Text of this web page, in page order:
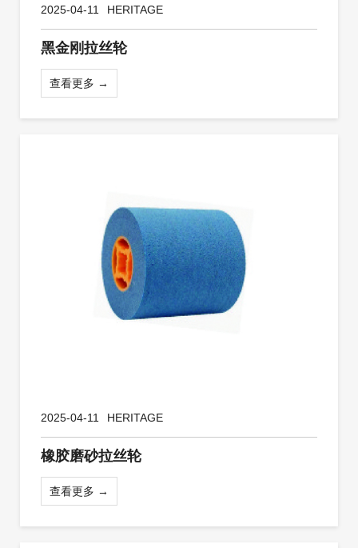
2025-04-11 HERITAGE
黑金刚拉丝轮
查看更多 →
2025-04-11 HERITAGE
橡胶磨砂拉丝轮
查看更多 →